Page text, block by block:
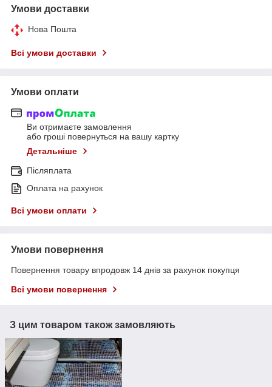
Умови доставки
Нова Пошта
Всі умови доставки
Умови оплати
Ви отримаєте замовлення
або гроші повернуться на вашу картку
Детальніше
Післяплата
Оплата на рахунок
Всі умови оплати
Умови повернення
Повернення товару впродовж 14 днів за рахунок покупця
Всі умови повернення
З цим товаром також замовляють